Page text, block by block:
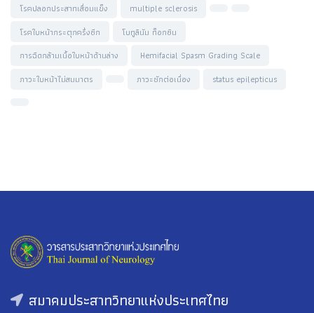
โรคปลอกประสาทเสื่อมแข็ง
multiple sclerosis
โรคใบหน้ากระตุกครึ่งซีก
โบทูลินัม ท็อกซิน
การฉีดกล้ามเนื้อใบหน้าด้านล่าง
Hemifacial Spasm Grading Scale
ภาวะใบหน้าไม่สมมาตร
ภาวะชักต่อเนื่อง status epilepticus
สมาคมประสาทวิทยาแห่งประเทศไทย